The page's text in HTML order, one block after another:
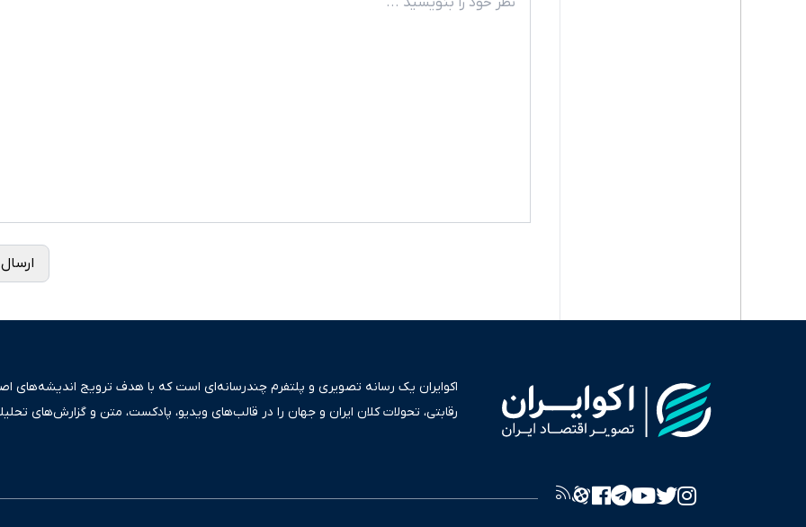
اکوایران یک رسانه تصویری و پلتفرم چندرسانه‌ای است که با هدف ترویج اندیشه‌های
رقابتی، تحولات کلان ایران و جهان را در قالب‌های ویدیو، پادکست، متن و گزارش‌های
به عنوان منبعی دقیق و قابل اعتماد، فراتر از اطلاع‌رسانی صرف، به تبیین سیاست‌ها و